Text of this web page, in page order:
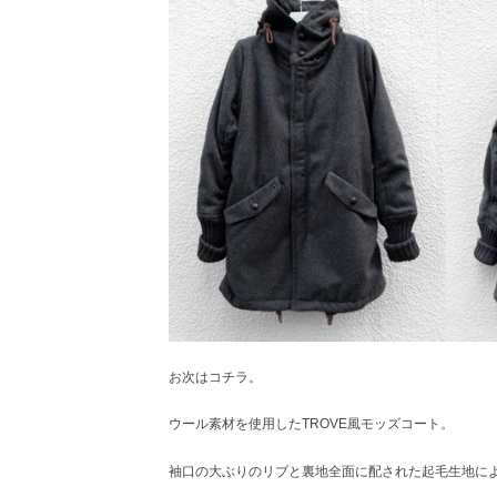
お次はコチラ。
ウール素材を使用したTROVE風モッズコート。
袖口の大ぶりのリブと裏地全面に配された起毛生地に